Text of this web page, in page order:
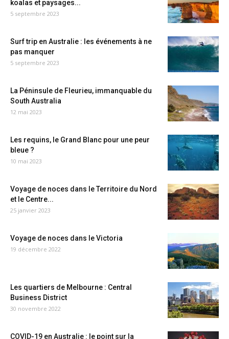
koalas et paysages...
5 septembre 2023
Surf trip en Australie : les événements à ne
pas manquer
5 septembre 2023
La Péninsule de Fleurieu, immanquable du
South Australia
12 mai 2023
Les requins, le Grand Blanc pour une peur
bleue ?
10 mai 2023
Voyage de noces dans le Territoire du Nord
et le Centre...
25 janvier 2023
Voyage de noces dans le Victoria
19 décembre 2022
Les quartiers de Melbourne : Central
Business District
30 novembre 2022
COVID-19 en Australie : le point sur la